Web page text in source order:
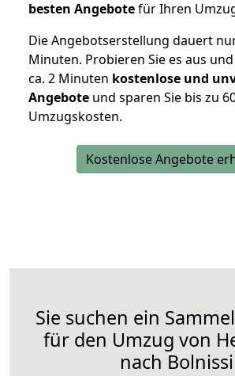
besten Angebotefür Ihren
Die Angebotserstellung dauert
Minuten. Probieren Sie es aus
ca. 2 Minuten kostenlose und
Angebote und sparen Sie bis zu
Umzugskosten.
Kostenlose Angebote
Sie suchen ein
für den Umzug von
nach Bolnissi